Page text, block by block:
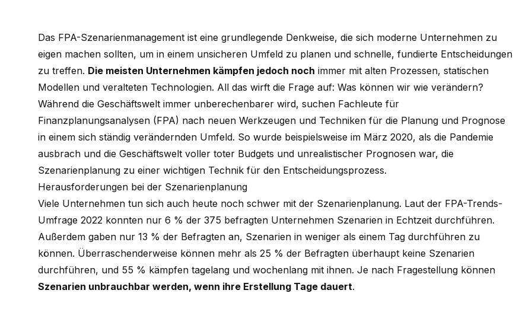
Das FPA-Szenarienmanagement ist eine grundlegende Denkweise, die sich moderne Unternehmen zu
eigen machen sollten, um in einem unsicheren Umfeld zu planen und schnelle, fundierte Entscheidungen
zu treffen. Die meisten Unternehmen kämpfen jedoch noch immer mit alten Prozessen, statischen
Modellen und veralteten Technologien. All das wirft die Frage auf: Was können wir wie verändern?
Während die Geschäftswelt immer unberechenbarer wird, suchen Fachleute für
Finanzplanungsanalysen (FPA) nach neuen Werkzeugen und Techniken für die Planung und Prognose
in einem sich ständig verändernden Umfeld. So wurde beispielsweise im März 2020, als die Pandemie
ausbrach und die Geschäftswelt voller toter Budgets und unrealistischer Prognosen war, die
Szenarienplanung zu einer wichtigen Technik für den Entscheidungsprozess.
Herausforderungen bei der Szenarienplanung
Viele Unternehmen tun sich auch heute noch schwer mit der Szenarienplanung. Laut der FPA-Trends-
Umfrage 2022 konnten nur 6 % der 375 befragten Unternehmen Szenarien in Echtzeit durchführen.
Außerdem gaben nur 13 % der Befragten an, Szenarien in weniger als einem Tag durchführen zu
können. Überraschenderweise können mehr als 25 % der Befragten überhaupt keine Szenarien
durchführen, und 55 % kämpfen tagelang und wochenlang mit ihnen. Je nach Fragestellung können
Szenarien unbrauchbar werden, wenn ihre Erstellung Tage dauert.